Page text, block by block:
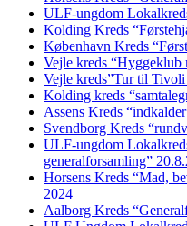
ULF-ungdom
Kolding Kreds
København Kreds
Vejle kreds
Vejle kreds”Tur til
Kolding kreds
Assens Kreds
Svendborg Kreds
ULF-ungdom
generalforsamling”
Horsens Kreds “Mad,
2024
Aalborg Kreds